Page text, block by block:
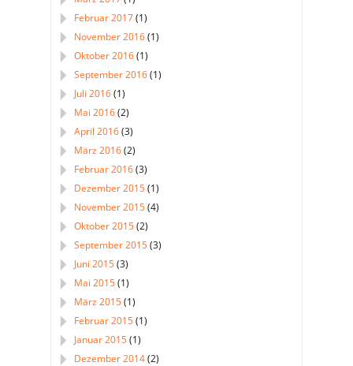
Februar 2017(1)
November 2016(1)
Oktober 2016(1)
September 2016(1)
Juli 2016(1)
Mai 2016(2)
April 2016(3)
März 2016(2)
Februar 2016(3)
Dezember 2015(1)
November 2015(4)
Oktober 2015(2)
September 2015(3)
Juni 2015(3)
Mai 2015(1)
März 2015(1)
Februar 2015(1)
Januar 2015(1)
Dezember 2014(2)